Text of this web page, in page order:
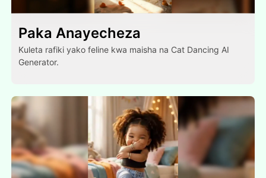
Paka Anayecheza
Kuleta rafiki yako feline kwa maisha na Cat Dancing AI
Generator.